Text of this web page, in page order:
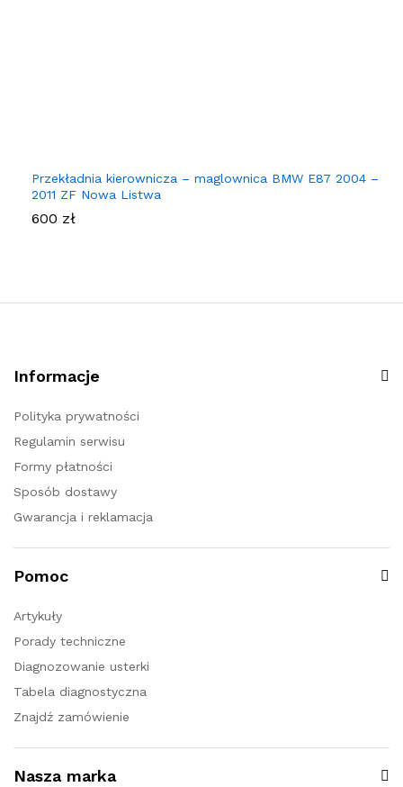
Przekładnia kierownicza – maglownica BMW E87 2004 –
2011 ZF Nowa Listwa
600 zł
Informacje
Polityka prywatności
Regulamin serwisu
Formy płatności
Sposób dostawy
Gwarancja i reklamacja
Pomoc
Artykuły
Porady techniczne
Diagnozowanie usterki
Tabela diagnostyczna
Znajdź zamówienie
Nasza marka